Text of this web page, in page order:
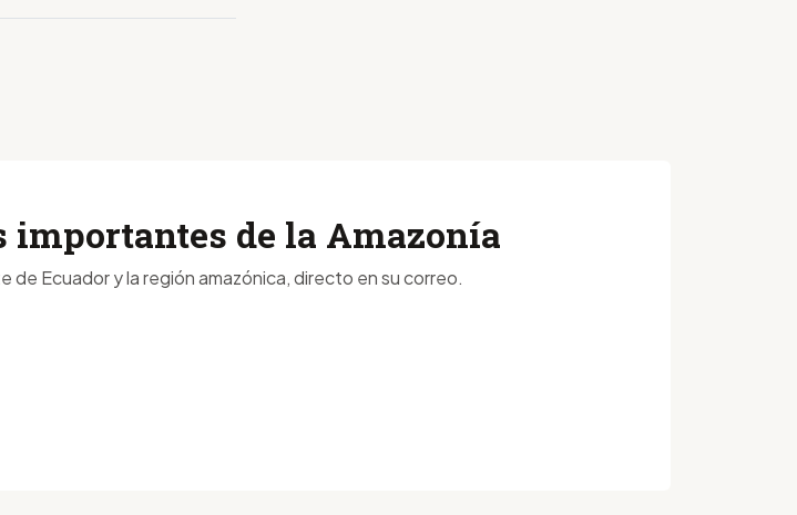
importantes de la Amazonía
de Ecuador y la región amazónica, directo en su correo.